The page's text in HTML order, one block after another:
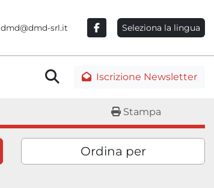
dmd@dmd-srl.it
facebook
Seleziona la lingua
CercaIscrizione Newsletter
Stampa
Ordina per